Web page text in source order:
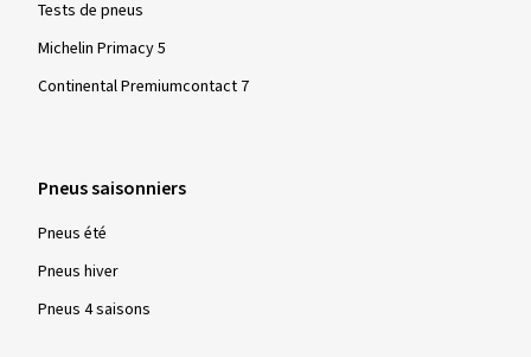
Tests de pneus
Michelin Primacy 5
Continental Premiumcontact 7
Pneus saisonniers
Pneus été
Pneus hiver
Pneus 4 saisons